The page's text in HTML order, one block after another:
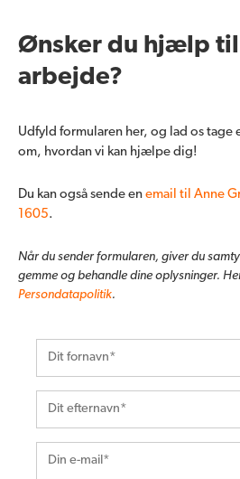
Ønsker du hjælp til
arbejde?
Udfyld formularen her, og lad os tage
om, hvordan vi kan hjælpe dig!
Du kan også sende en email til Anne
1605.
Når du sender formularen, giver du
gemme og behandle dine oplysninger.
Persondatapolitik.